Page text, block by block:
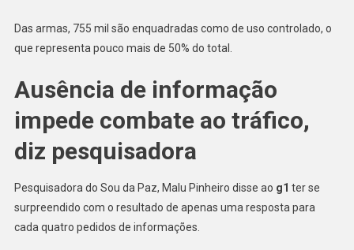
Das armas, 755 mil são enquadradas como de uso controlado, o
que representa pouco mais de 50% do total.
Ausência de informação
impede combate ao tráfico,
diz pesquisadora
Pesquisadora do Sou da Paz, Malu Pinheiro disse ao g1 ter se
surpreendido com o resultado de apenas uma resposta para
cada quatro pedidos de informações.